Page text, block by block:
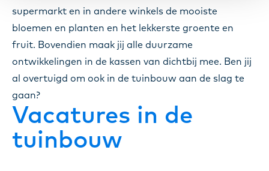
supermarkt en in andere winkels de mooiste
bloemen en planten en het lekkerste groente en
fruit. Bovendien maak jij alle duurzame
ontwikkelingen in de kassen van dichtbij mee. Ben jij
al overtuigd om ook in de tuinbouw aan de slag te
gaan?
Vacatures in de
tuinbouw